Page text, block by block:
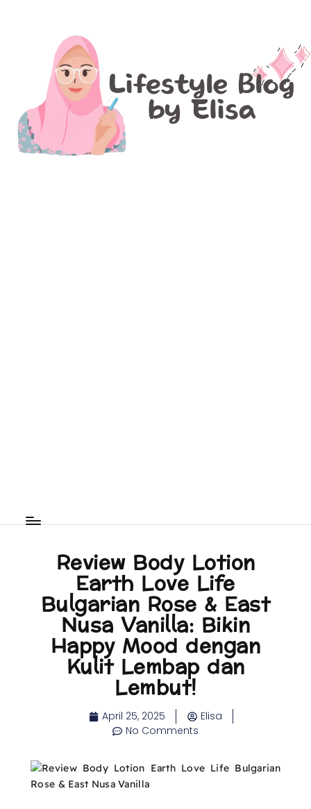
Review Body Lotion
Earth Love Life
Bulgarian Rose & East
Nusa Vanilla: Bikin
Happy Mood dengan
Kulit Lembap dan
Lembut!
April 25, 2025
Elisa
No Comments